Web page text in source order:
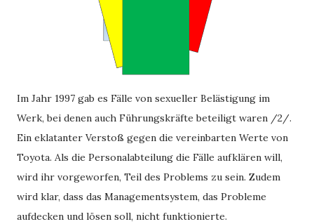
Im Jahr 1997 gab es Fälle von sexueller Belästigung im
Werk, bei denen auch Führungskräfte beteiligt waren /2/.
Ein eklatanter Verstoß gegen die vereinbarten Werte von
Toyota. Als die Personalabteilung die Fälle aufklären will,
wird ihr vorgeworfen, Teil des Problems zu sein. Zudem
wird klar, dass das Managementsystem, das Probleme
aufdecken und lösen soll, nicht funktionierte.